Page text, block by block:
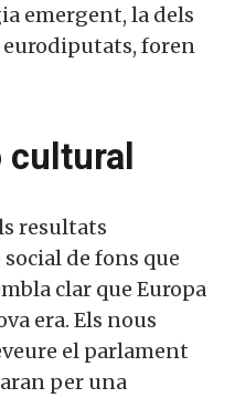
emergent, la dels
eurodiputats, foren
resultats
de fons que
clar que Europa
era. Els nous
el parlament
per una